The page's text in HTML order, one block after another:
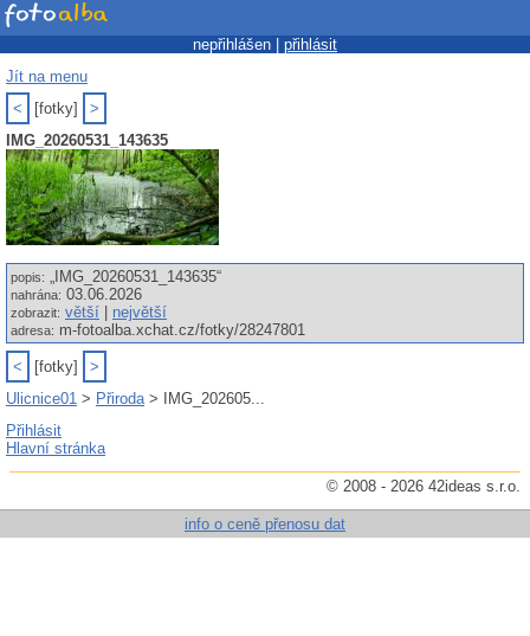
nepřihlášen | přihlásit
Jít na menu
<
[fotky]
>
IMG_20260531_143635
popis: „IMG_20260531_143635“
nahrána: 03.06.2026
zobrazit: větší největší
adresa: m-fotoalba.xchat.cz/fotky/28247801
< [fotky]
>
Ulicnice01 > Přiroda> IMG_202605...
Přihlásit
Hlavní stránka
© 2008 - 2026 42ideas s.r.o.
info o ceně přenosu dat